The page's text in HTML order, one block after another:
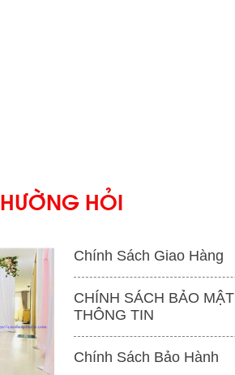
HỎI
Chính Sách Giao Hàng
CHÍNH SÁCH BẢO MẬT
THÔNG TIN
Chính Sách Bảo Hành